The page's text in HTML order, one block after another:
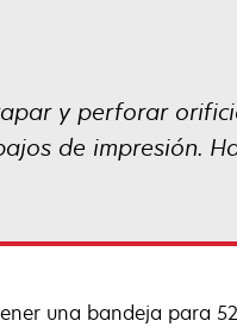
y perforar
de impresión.
una bandeja para